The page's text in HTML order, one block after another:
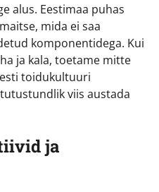
alus. Eestimaa puhas
mida ei saa
komponentidega. Kui
ja kala, toetame mitte
toidukultuuri
viis austada
ja